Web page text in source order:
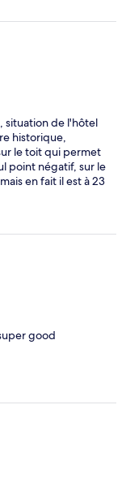
situation de l'hôtel
historique,
le toit qui permet
point négatif, sur le
en fait il est à 23
et salle pas
good